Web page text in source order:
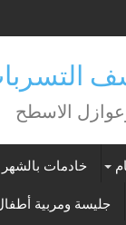
الاسطح
خادمات بالشهر
جليسة ومربية